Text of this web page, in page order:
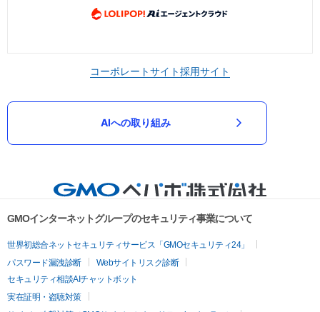
コーポレートサイト採用サイト
AIへの取り組み
GMOインターネットグループのセキュリティ事業について
世界初総合ネットセキュリティサービス「GMOセキュリティ24」
パスワード漏洩診断
Webサイトリスク診断
セキュリティ相談AIチャットボット
実在証明・盗聴対策